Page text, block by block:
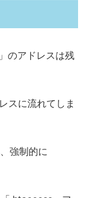
のアドレスは残
スに流れてしま
強制的に